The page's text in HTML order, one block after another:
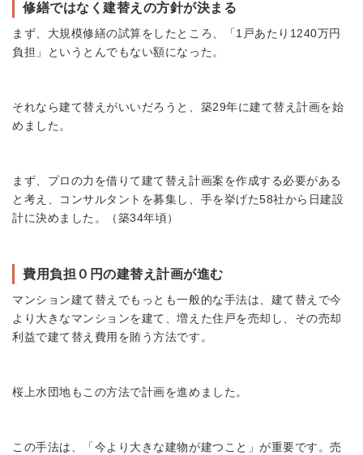
修繕ではなく建替えの方針が決まる
まず、大規模修繕の試算をしたところ、「1戸あたり1240万円
負担」というとんでもない額になった。
それなら建て替えがいいだろうと、築29年に建て替え計画を始
めました。
まず、プロの力を借りて建て替え計画案を作成する必要がある
と考え、コンサルタントを募集し、手を挙げた58社から日建設
計に決めました。（築34年頃）
費用負担０円の建替え計画が進む
マンション建て替えでもっとも一般的な手法は、建て替えで今
より大きなマンションを建て、増えた住戸を売却し、その売却
利益で建て替え費用を賄う方法です。
桜上水団地もこの方法で計画を進めました。
この手法は、「今より大きな建物が建つこと」が重要です。売